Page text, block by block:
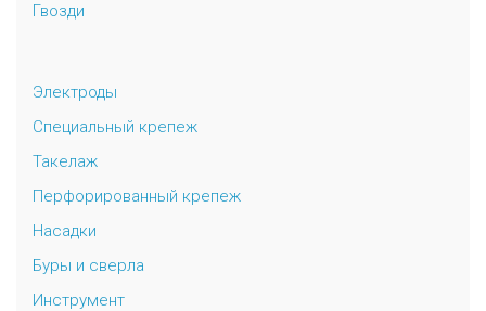
Гвозди
Электроды
Специальный крепеж
Такелаж
Перфорированный крепеж
Насадки
Буры и сверла
Инструмент